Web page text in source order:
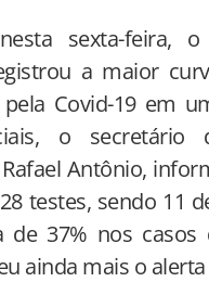
sexta-feira,
a maior
Covid-19 em
o secretário
Antônio,
testes, sendo 11
de 37% nos casos
ainda mais o